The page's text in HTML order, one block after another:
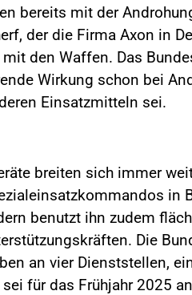
bereits mit der
der die Firma Axon in
den Waffen. Das
Wirkung schon bei
Einsatzmitteln sei.
breiten sich immer
in
benutzt ihn zudem
Die
an vier Dienststellen,
für das Frühjahr 2025